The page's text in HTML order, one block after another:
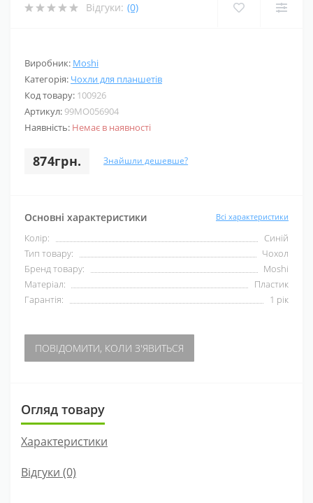
Відгуки: (0)
Виробник: Moshi
Категорія: Чохли для планшетів
Код товару: 100926
Артикул: 99MO056904
Наявність: Немає в наявності
874грн. Знайшли дешевше?
Основні характеристики Всі характеристики
Колір:
Синій
Тип товару:
Чохол
Бренд товару:
Moshi
Матеріал:
Пластик
Гарантія:
1 рік
ПОВІДОМИТИ, КОЛИ З'ЯВИТЬСЯ
Огляд товару
Характеристики
Відгуки (0)